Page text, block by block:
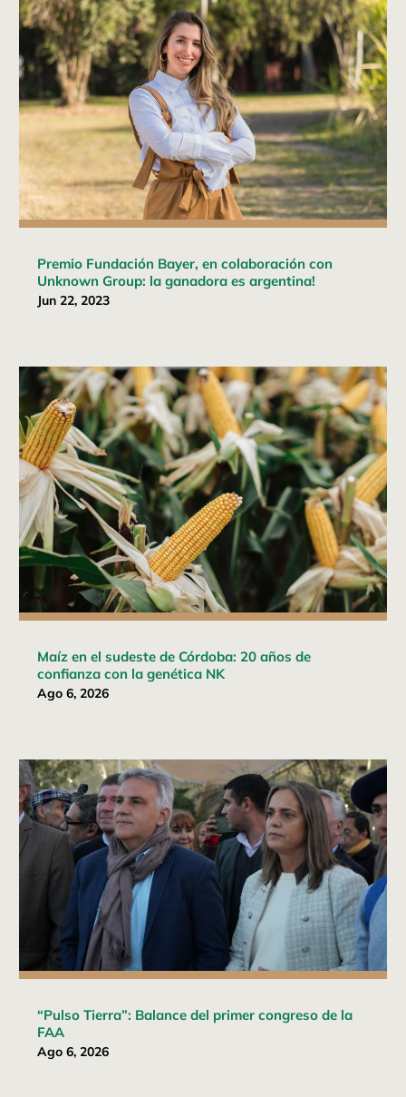
Premio Fundación Bayer, en colaboración con
Unknown Group: la ganadora es argentina!
Jun 22, 2023
Maíz en el sudeste de Córdoba: 20 años de
confianza con la genética NK
Ago 6, 2026
“Pulso Tierra”: Balance del primer congreso de la
FAA
Ago 6, 2026